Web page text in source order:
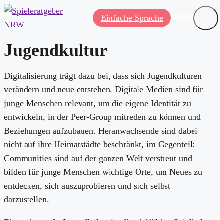
Einfache Sprache Menü
Jugendkultur
Digitalisierung trägt dazu bei, dass sich Jugendkulturen
verändern und neue entstehen. Digitale Medien sind für
junge Menschen relevant, um die eigene Identität zu
entwickeln, in der Peer-Group mitreden zu können und
Beziehungen aufzubauen. Heranwachsende sind dabei
nicht auf ihre Heimatstädte beschränkt, im Gegenteil:
Communities sind auf der ganzen Welt verstreut und
bilden für junge Menschen wichtige Orte, um Neues zu
entdecken, sich auszuprobieren und sich selbst
darzustellen.